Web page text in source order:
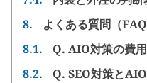
8.
よくある質問（FAQ
8.1.
Q. AIO対策の費
8.2.
Q. SEO対策と